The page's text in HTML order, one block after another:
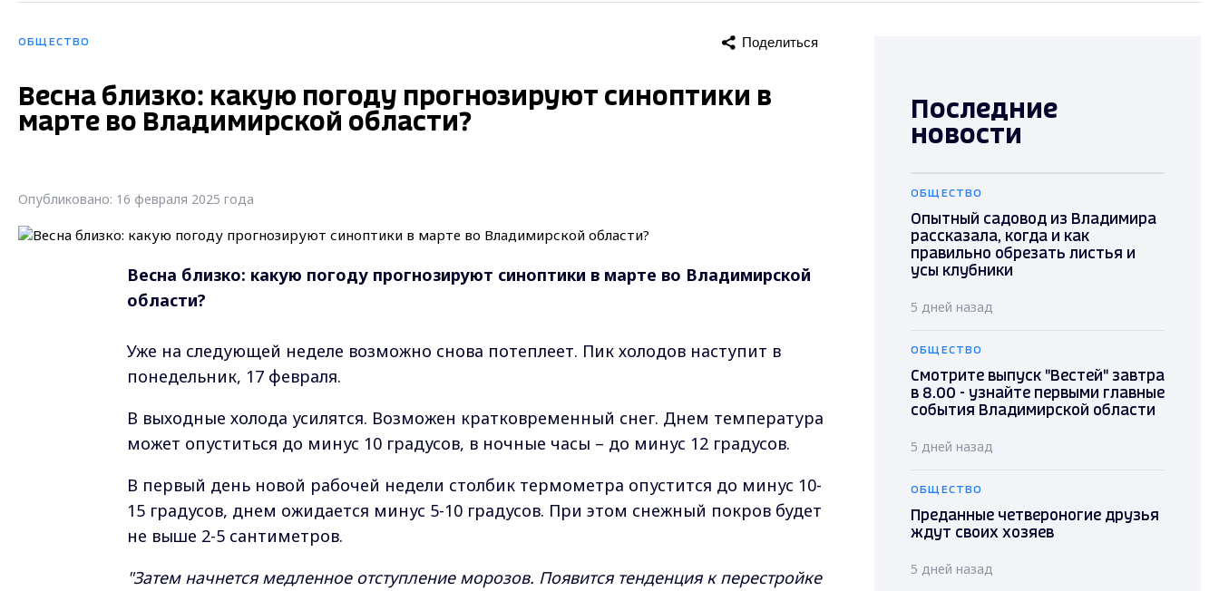
ОБЩЕСТВО Поделиться
Весна близко: какую погоду прогнозируют синоптики в
марте во Владимирской области?
Опубликовано: 16 февраля 2025 года
Весна близко: какую погоду прогнозируют синоптики в марте во Владимирской
области?
Уже на следующей неделе возможно снова потеплеет. Пик холодов наступит в
понедельник, 17 февраля.
В выходные холода усилятся. Возможен кратковременный снег. Днем температура
может опуститься до минус 10 градусов, в ночные часы – до минус 12 градусов​​​.
В первый день новой рабочей недели столбик термометра опустится до минус 10-
15 градусов, днем ожидается минус 5-10 градусов. При этом снежный покров будет
не выше 2-5 сантиметров.
"Затем начнется медленное отступление морозов. Появится тенденция к перестройке
Последние
новости
ОБЩЕСТВО
Опытный садовод из Владимира
рассказала, когда и как
правильно обрезать листья и
усы клубники
5 дней назад
ОБЩЕСТВО
Смотрите выпуск "Вестей" завтра
в 8.00 - узнайте первыми главные
события Владимирской области
5 дней назад
ОБЩЕСТВО
Преданные четвероногие друзья
ждут своих хозяев
5 дней назад